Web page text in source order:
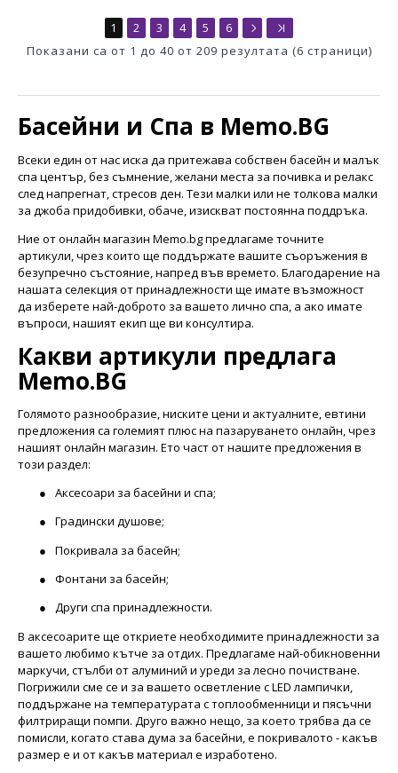
Басейни и Спа в Memo.BG
Всеки един от нас иска да притежава собствен басейн и малък
спа център, без съмнение, желани места за почивка и релакс
след напрегнат, стресов ден. Тези малки или не толкова малки
за джоба придобивки, обаче, изискват постоянна поддръка.
Ние от онлайн магазин Memo.bg предлагаме точните
артикули, чрез които ще поддържате вашите съоръжения в
безупречно състояние, напред във времето. Благодарение на
нашата селекция от принадлежности ще имате възможност
да изберете най-доброто за вашето лично спа, а ако имате
въпроси, нашият екип ще ви консултира.
Какви артикули предлага
Memo.BG
Голямото разнообразие, ниските цени и актуалните, евтини
предложения са големият плюс на пазаруването онлайн, чрез
нашият онлайн магазин. Ето част от нашите предложения в
този раздел:
●
Аксесоари за басейни и спа;
●
Градински душове;
●
Покривала за басейн;
●
Фонтани за басейн;
●
Други спа принадлежности.
В аксесоарите ще откриете необходимите принадлежности за
вашето любимо кътче за отдих. Предлагаме най-обикновенни
маркучи, стълби от алуминий и уреди за лесно почистване.
Погрижили сме се и за вашето осветление с LED лампички,
поддържане на температурата с топлообменници и пясъчни
филтриращи помпи. Друго важно нещо, за което трябва да се
помисли, когато става дума за басейни, е покривалото - какъв
размер е и от какъв материал е изработено.
1 2 3 4 5
6
Показани са от 1 до 40 от 209 резултата (6 страници)